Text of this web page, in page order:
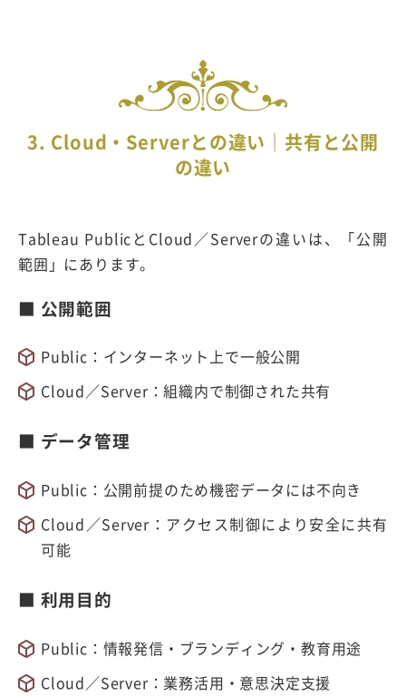
3. Cloud・Serverとの違い｜共有と公開
の違い
Tableau PublicとCloud／Serverの違いは、「公開
範囲」にあります。
■ 公開範囲
Public：インターネット上で一般公開
Cloud／Server：組織内で制御された共有
■ データ管理
Public：公開前提のため機密データには不向き
Cloud／Server：アクセス制御により安全に共有
可能
■ 利用目的
Public：情報発信・ブランディング・教育用途
Cloud／Server：業務活用・意思決定支援